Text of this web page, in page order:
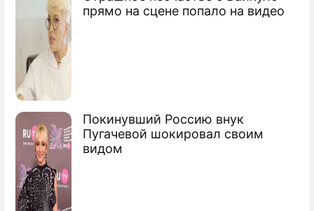
прямо на сцене попало на видео
Покинувший Россию внук
Пугачевой шокировал своим
видом